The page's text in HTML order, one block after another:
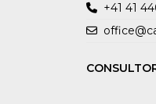
+41 41